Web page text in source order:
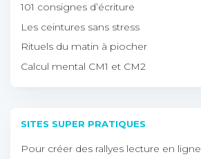
101 consignes d’écriture
Les ceintures sans stress
Rituels du matin à piocher
Calcul mental CM1 et CM2
SITES SUPER PRATIQUES
Pour créer des rallyes lecture en ligne